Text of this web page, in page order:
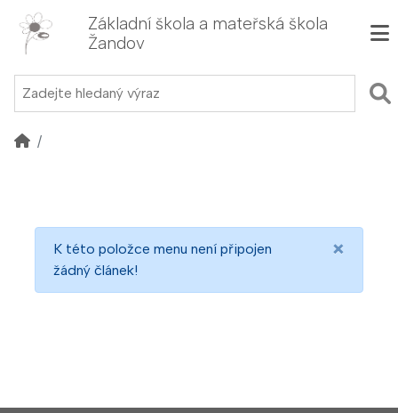
Základní škola a mateřská škola
Žandov
×
K této položce menu není připojen
žádný článek!